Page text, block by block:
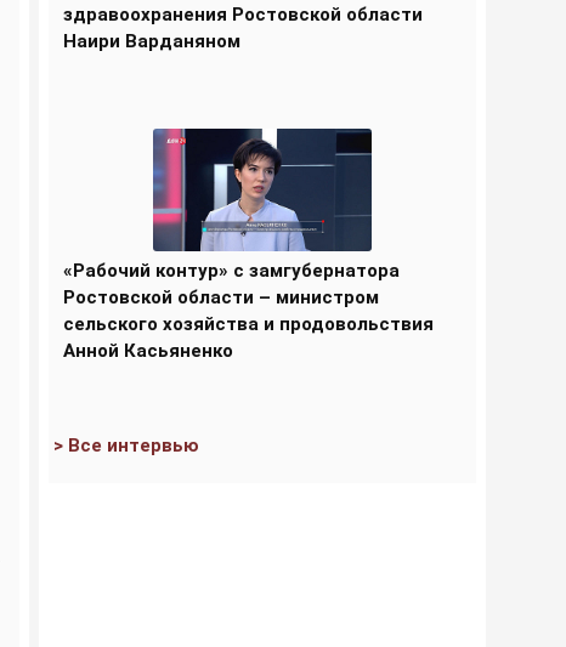
здравоохранения Ростовской области
Наири Варданяном
«Рабочий контур» с замгубернатора
Ростовской области – министром
сельского хозяйства и продовольствия
Анной Касьяненко
> Все интервью